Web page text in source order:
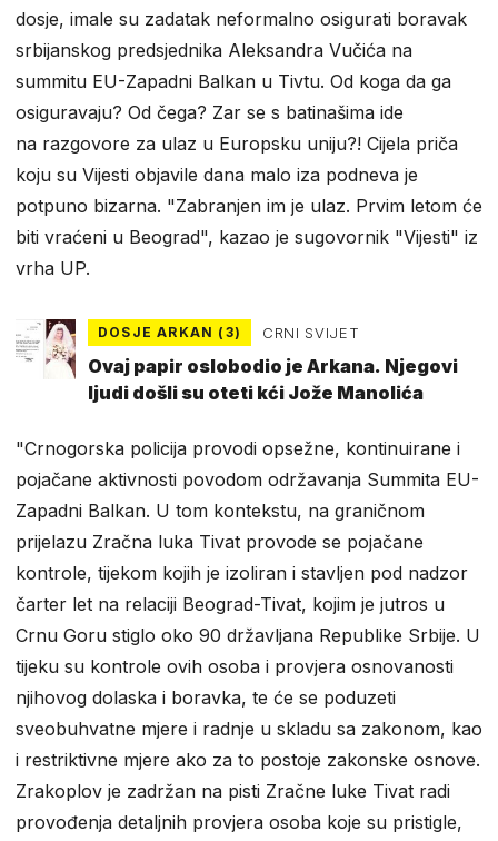
dosje, imale su zadatak neformalno osigurati boravak
srbijanskog predsjednika Aleksandra Vučića na
summitu EU-Zapadni Balkan u Tivtu. Od koga da ga
osiguravaju? Od čega? Zar se s batinašima ide
na razgovore za ulaz u Europsku uniju?! Cijela priča
koju su Vijesti objavile dana malo iza podneva je
potpuno bizarna. "Zabranjen im je ulaz. Prvim letom će
biti vraćeni u Beograd", kazao je sugovornik "Vijesti" iz
vrha UP.
DOSJE ARKAN (3) CRNI SVIJET
Ovaj papir oslobodio je Arkana. Njegovi
ljudi došli su oteti kći Jože Manolića
"Crnogorska policija provodi opsežne, kontinuirane i
pojačane aktivnosti povodom održavanja Summita EU-
Zapadni Balkan. U tom kontekstu, na graničnom
prijelazu Zračna luka Tivat provode se pojačane
kontrole, tijekom kojih je izoliran i stavljen pod nadzor
čarter let na relaciji Beograd-Tivat, kojim je jutros u
Crnu Goru stiglo oko 90 državljana Republike Srbije. U
tijeku su kontrole ovih osoba i provjera osnovanosti
njihovog dolaska i boravka, te će se poduzeti
sveobuhvatne mjere i radnje u skladu sa zakonom, kao
i restriktivne mjere ako za to postoje zakonske osnove.
Zrakoplov je zadržan na pisti Zračne luke Tivat radi
provođenja detaljnih provjera osoba koje su pristigle,